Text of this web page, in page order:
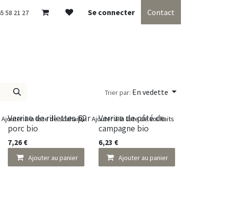
58 21 27 Se connecter Contact
Trier par: En vedette
Verrine de rillettes pur
porc bio
7,26 €
Ajouter au panier
Ajouter à la liste de souhaits
Verrine de pâté de
campagne bio
6,23 €
Ajouter au panier
Ajouter à la liste de souhaits